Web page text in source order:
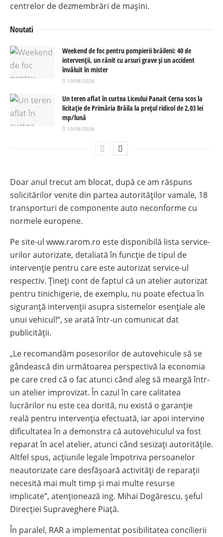
centrelor de dezmembrări de mașini.
Noutati
Weekend de foc pentru pompierii brăileni: 40 de
intervenții, un rănit cu arsuri grave și un accident
învăluit în mister
10/08/2026
Un teren aflat în curtea Liceului Panait Cerna scos la
licitație de Primăria Brăila la prețul ridicol de 2,03 lei
mp/lună
10/08/2026
Doar anul trecut am blocat, după ce am răspuns
solicitărilor venite din partea autorităților vamale, 18
transporturi de componente auto neconforme cu
normele europene.
Pe site-ul www.rarom.ro este disponibilă lista service-
urilor autorizate, detaliată în funcție de tipul de
intervenție pentru care este autorizat service-ul
respectiv. Țineți cont de faptul că un atelier autorizat
pentru tinichigerie, de exemplu, nu poate efectua în
siguranță intervenții asupra sistemelor esențiale ale
unui vehicul!“, se arată într-un comunicat dat
publicității.
„Le recomandăm posesorilor de autovehicule să se
gândească din următoarea perspectivă la economia
pe care cred că o fac atunci când aleg să meargă într-
un atelier improvizat. În cazul în care calitatea
lucrărilor nu este cea dorită, nu există o garanție
reală pentru intervenția efectuată, iar apoi intervine
dificultatea în a demonstra că autovehiculul va fost
reparat în acel atelier, atunci când sesizați autoritățile.
Altfel spus, acțiunile legale împotriva persoanelor
neautorizate care desfășoară activități de reparații
necesită mai mult timp și mai multe resurse
implicate”, atenționează ing. Mihai Dogărescu, șeful
Direcției Supraveghere Piață.
În paralel, RAR a implementat posibilitatea concilierii